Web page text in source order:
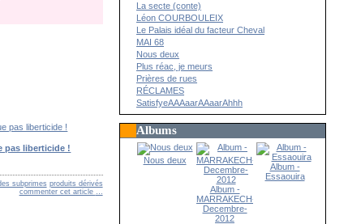
pas liberticide !
subprimes produits dérivés
commenter cet article …
La secte (conte)
Léon COURBOULEIX
Le Palais idéal du facteur Cheval
MAI 68
Nous deux
Plus réac, je meurs
Prières de rues
RÉCLAMES
SatisfyeAAAaarAAaarAhhh
Albums
Nous deux
Album -
MARRAKECH-
Decembre-
2012
Album -
Essaouira